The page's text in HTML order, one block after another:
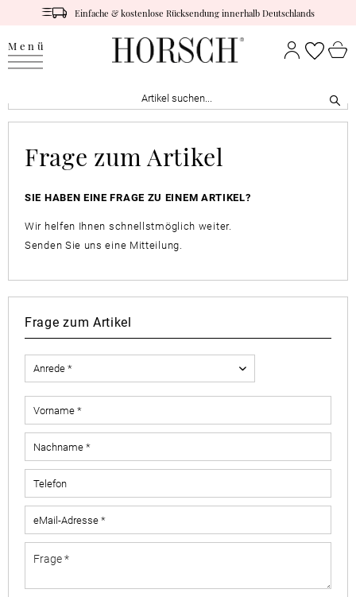
Einfache & kostenlose Rücksendung innerhalb Deutschlands
Menü
Frage zum Artikel
SIE HABEN EINE FRAGE ZU EINEM ARTIKEL?
Wir helfen Ihnen schnellstmöglich weiter.
Senden Sie uns eine Mitteilung.
Frage zum Artikel